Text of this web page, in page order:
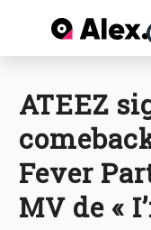
ATEEZ
Fever
MV de «